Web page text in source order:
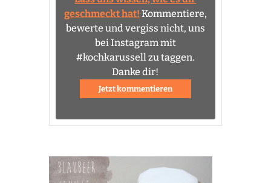
geschmeckt hat! Kommentiere,
bewerte und vergiss nicht, uns
bei Instagram mit
#kochkarussell zu taggen.
Danke dir!
Jetzt kommentieren